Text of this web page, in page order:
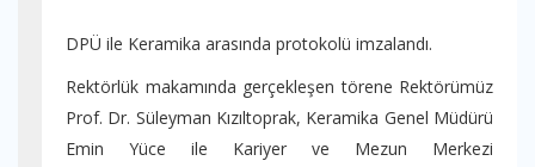
DPÜ ile Keramika arasında protokolü imzalandı.
Rektörlük makamında gerçekleşen törene Rektörümüz
Prof. Dr. Süleyman Kızıltoprak, Keramika Genel Müdürü
Emin Yüce ile Kariyer ve Mezun Merkezi